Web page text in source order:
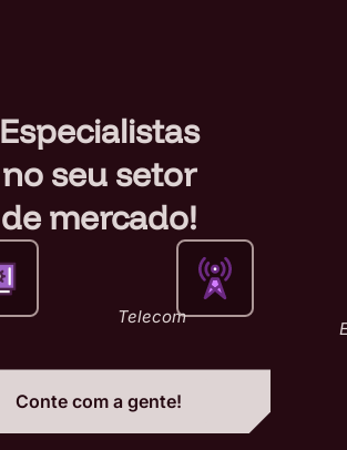
Especialistas
no seu setor
de mercado!
Telecom
Conte com a gente!